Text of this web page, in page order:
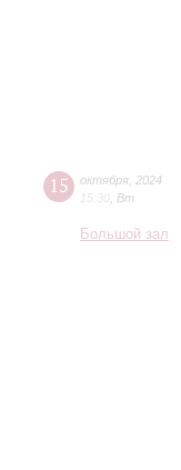
15 октября 2024
15:30 Вт
Большой зал